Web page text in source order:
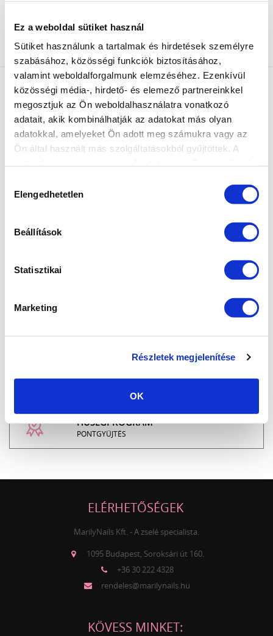
Ez a weboldal sütiket használ
Sütiket használunk a tartalmak és hirdetések személyre
szabásához, közösségi funkciók biztosításához,
valamint weboldalforgalmunk elemzéséhez. Ezenkívül
közösségi média-, hirdető- és elemező partnereinkkel
megosztjuk az Ön weboldalhasználatra vonatkozó
adatait, akik kombinálhatják az adatokat más olyan
adatokkal, amelyeket Ön adott meg számukra vagy az
Ön által használt más szolgáltatásokból gyűjtöttek. A
kiválasztása
Elengedhetetlen
Beállítások
Statisztikai
Marketing
Részletek megjelenítése
OK
24990 Ft feletti rendelés esetén
akik kedvező ár mellett szeretnének minőségi
7-15H TELEFONON, EMAILBEN
HŰSÉGPROGRAM
PONTGYŰJTÉS
ELÉRHETŐSÉGEK
MarilyNails Kft. - A zselé specialista.
1095 Budapest, Soroksári út 160.
+36 30 222 4328
rendeles@marilynails.hu
KÖVESS MINKET: